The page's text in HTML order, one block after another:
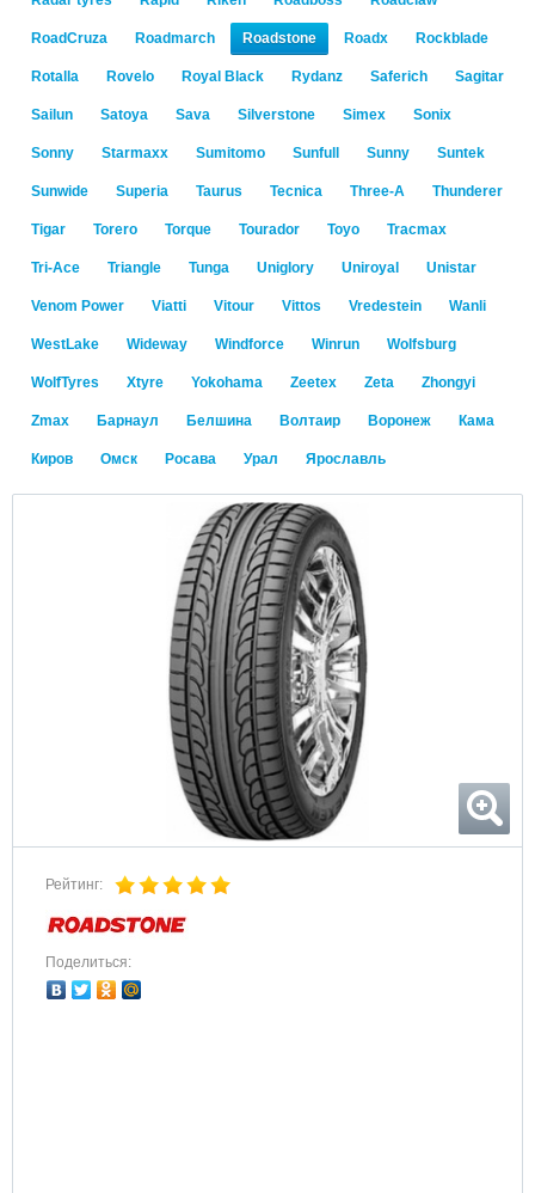
RoadCruza Roadmarch Roadstone Roadx Rockblade
Rotalla Rovelo Royal Black Rydanz Saferich Sagitar
Sailun Satoya Sava Silverstone Simex Sonix
Sonny Starmaxx Sumitomo Sunfull Sunny Suntek
Sunwide Superia Taurus Tecnica Three-A Thunderer
Tigar Torero Torque Tourador Toyo Tracmax
Tri-Ace Triangle Tunga Uniglory Uniroyal Unistar
Venom Power Viatti Vitour Vittos Vredestein Wanli
WestLake Wideway Windforce Winrun Wolfsburg
WolfTyres Xtyre Yokohama Zeetex Zeta Zhongyi
Zmax Барнаул Белшина Волтаир Воронеж Кама
Киров Омск Росава Урал Ярославль
Рейтинг:
Поделиться: